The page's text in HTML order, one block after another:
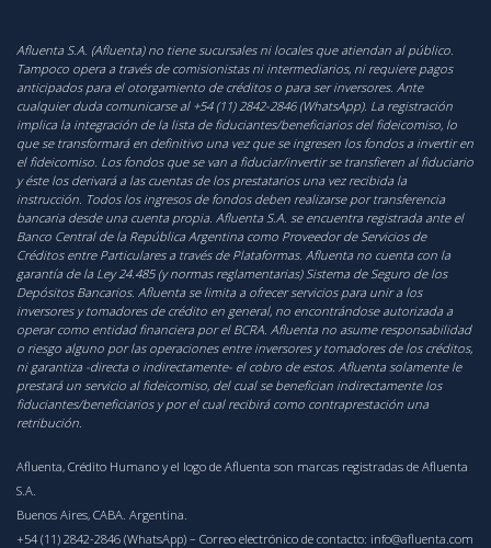
Afluenta S.A. (Afluenta) no tiene sucursales ni locales que atiendan al público.
Tampoco opera a través de comisionistas ni intermediarios, ni requiere pagos
anticipados para el otorgamiento de créditos o para ser inversores. Ante
cualquier duda comunicarse al +54 (11) 2842-2846 (WhatsApp). La registración
implica la integración de la lista de fiduciantes/beneficiarios del fideicomiso, lo
que se transformará en definitivo una vez que se ingresen los fondos a invertir en
el fideicomiso. Los fondos que se van a fiduciar/invertir se transfieren al fiduciario
y éste los derivará a las cuentas de los prestatarios una vez recibida la
instrucción. Todos los ingresos de fondos deben realizarse por transferencia
bancaria desde una cuenta propia. Afluenta S.A. se encuentra registrada ante el
Banco Central de la República Argentina como Proveedor de Servicios de
Créditos entre Particulares a través de Plataformas. Afluenta no cuenta con la
garantía de la Ley 24.485 (y normas reglamentarias) Sistema de Seguro de los
Depósitos Bancarios. Afluenta se limita a ofrecer servicios para unir a los
inversores y tomadores de crédito en general, no encontrándose autorizada a
operar como entidad financiera por el BCRA. Afluenta no asume responsabilidad
o riesgo alguno por las operaciones entre inversores y tomadores de los créditos,
ni garantiza -directa o indirectamente- el cobro de estos. Afluenta solamente le
prestará un servicio al fideicomiso, del cual se benefician indirectamente los
fiduciantes/beneficiarios y por el cual recibirá como contraprestación una
retribución.
Afluenta, Crédito Humano y el logo de Afluenta son marcas registradas de Afluenta
S.A.
Buenos Aires, CABA. Argentina.
+54 (11) 2842-2846 (WhatsApp) – Correo electrónico de contacto: info@afluenta.com